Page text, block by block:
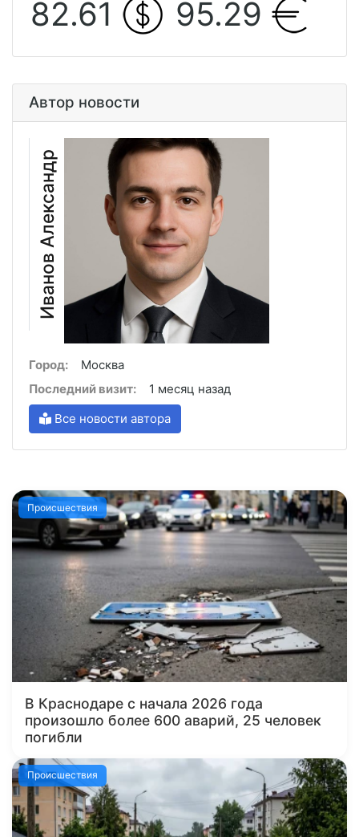
82.61 95.29
Автор новости
Иванов Александр
Город:
Москва
Последний визит:
1 месяц назад
Все новости автора
Происшествия
В Краснодаре с начала 2026 года
произошло более 600 аварий, 25 человек
погибли
Происшествия